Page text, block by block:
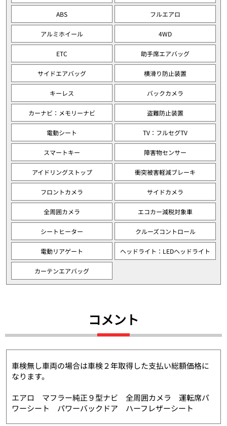
ABS フルエアロ
アルミホイール 4WD
ETC 助手席エアバッグ
サイドエアバッグ 横滑り防止装置
キーレス バックカメラ
カーナビ：メモリーナビ 盗難防止装置
電動シート TV：フルセグTV
スマートキー 障害物センサー
アイドリングストップ 衝突被害軽減ブレーキ
フロントカメラ サイドカメラ
全周囲カメラ エコカー減税対象車
シートヒーター クルーズコントロール
電動リアゲート ヘッドライト：LEDヘッドライト
カーテンエアバッグ
コメント
車検無し車両の場合は車検２年取得した支払い総額価格に
なります。
エアロ マフラー純正９型ナビ 全周囲カメラ 運転席パ
ワーシート パワーバックドア ハーフレザーシート